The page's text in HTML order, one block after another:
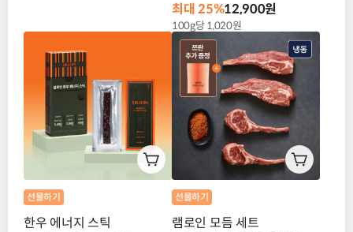
최대 25%12,900원
100g당 1,020원
선물하기
한우 에너지 스틱
선물하기
램로인 모듬 세트